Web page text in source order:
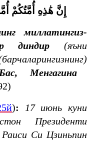
إِنَّ هَٰذِهِ أُمَّتُكُمْ
миллатингиз-
диндир (яъни
Менгагина
):
17 июнь куни
Президенти
Си Цзиньпин